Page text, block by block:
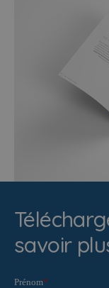
savoir